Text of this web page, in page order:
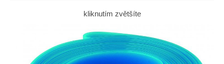
kliknutím zvětšíte